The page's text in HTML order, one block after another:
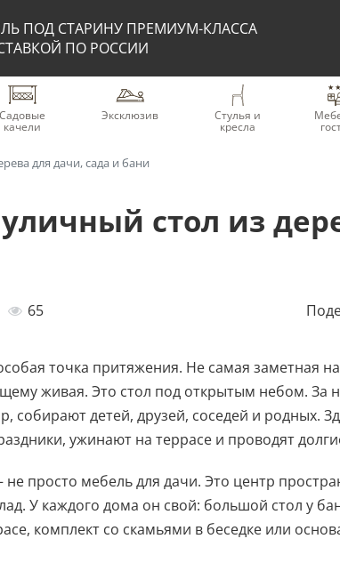
ПОД СТАРИНУ ПРЕМИУМ-КЛАССА
ПО РОССИИ
Садовые
качели
Эксклюзив Стулья и
кресла
для дачи, сада и бани
стол из
65
точка притяжения. Не самая заметная на
живая. Это стол под открытым небом. За
собирают детей, друзей, соседей и родных.
ужинают на террасе и проводят
просто мебель для дачи. Это центр
У каждого дома он свой: большой стол у
комплект со скамьями в беседке или